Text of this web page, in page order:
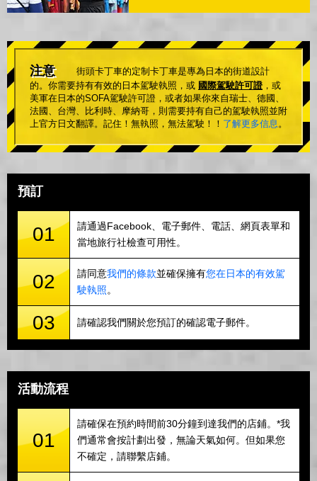
注意
街頭卡丁車的定制卡丁車是專為日本的街道設計
的。你需要持有有效的日本駕駛執照，或 國際駕駛許可證，或
美軍在日本的SOFA駕駛許可證，或者如果你來自瑞士、德國、
法國、台灣、比利時、摩納哥，則需要持有自己的駕駛執照並附
上官方日文翻譯。記住！無執照，無法駕駛！！ 了解更多信息。
預訂
01
請通過Facebook、電子郵件、電話、網頁表單和
當地旅行社檢查可用性。
02 請同意我們的條款並確保擁有您在日本的有效駕
駛執照。
03 請確認我們關於您預訂的確認電子郵件。
活動流程
01
請確保在預約時間前30分鐘到達我們的店鋪。*我
們通常會按計劃出發，無論天氣如何。但如果您
不確定，請聯繫店鋪。